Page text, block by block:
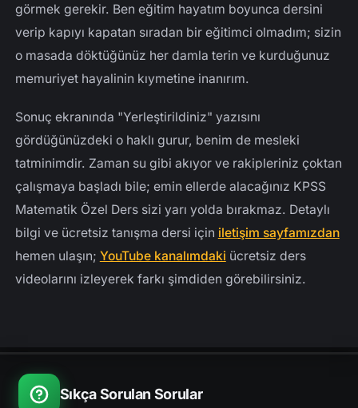
görmek gerekir. Ben eğitim hayatım boyunca dersini
verip kapıyı kapatan sıradan bir eğitimci olmadım; sizin
o masada döktüğünüz her damla terin ve kurduğunuz
memuriyet hayalinin kıymetine inanırım.
Sonuç ekranında "Yerleştirildiniz" yazısını
gördüğünüzdeki o haklı gurur, benim de mesleki
tatminimdir. Zaman su gibi akıyor ve rakipleriniz çoktan
çalışmaya başladı bile; emin ellerde alacağınız KPSS
Matematik Özel Ders sizi yarı yolda bırakmaz. Detaylı
bilgi ve ücretsiz tanışma dersi için iletişim sayfamızdan
hemen ulaşın; YouTube kanalımdaki ücretsiz ders
videolarını izleyerek farkı şimdiden görebilirsiniz.
Sıkça Sorulan Sorular